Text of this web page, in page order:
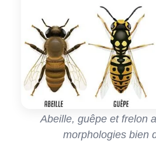
Abeille, guêpe et frelon
morphologies bien